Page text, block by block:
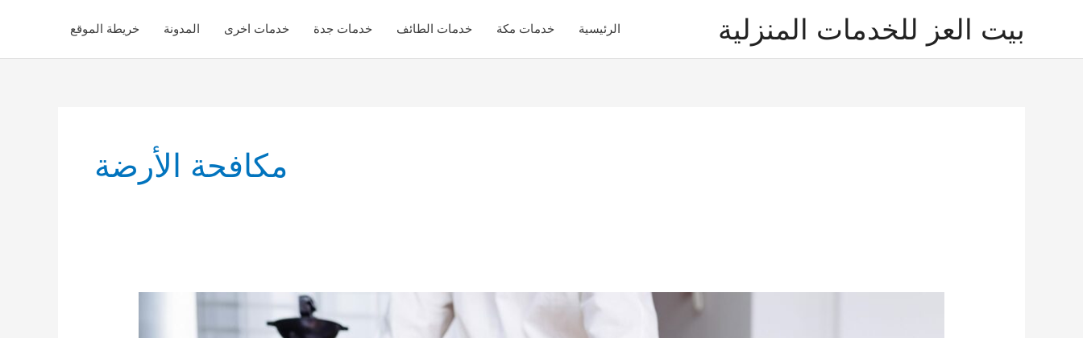
بيت العز للخدمات المنزلية الرئيسية خدمات مكة خدمات الطائف خدمات جدة خدمات اخرى المدونة خريطة الموقع
مكافحة الأرضة